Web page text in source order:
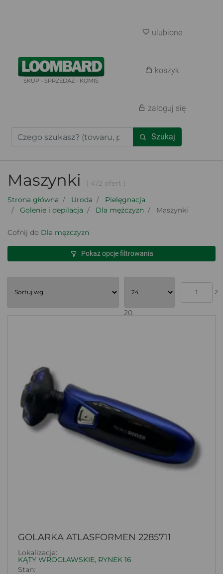
SKUP - SPRZEDAŻ - KOMIS
Szukaj
ulubione
koszyk
zaloguj się
Maszynki
( 472 ofert )
Strona główna
Uroda
Pielęgnacja
Golenie i depilacja
Dla mężczyzn Maszynki
Cofnij do Dla mężczyzn
Pokaż opcje filtrowania
20
GOLARKA ATLASFORMEN 2285711
Lokalizacja:
KĄTY WROCŁAWSKIE, RYNEK 16
Stan: